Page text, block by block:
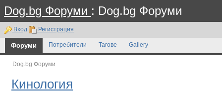
Dog.bg Форуми : Dog.bg Форуми
Вход Регистрация
Форуми Потребители Тагове Gallery
Dog.bg Форуми
Кинология